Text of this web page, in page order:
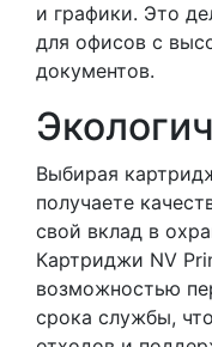
и графики. Это
для офисов с
документов.
Выбирая
получаете
свой вклад в
Картриджи NV
возможностью
срока службы,